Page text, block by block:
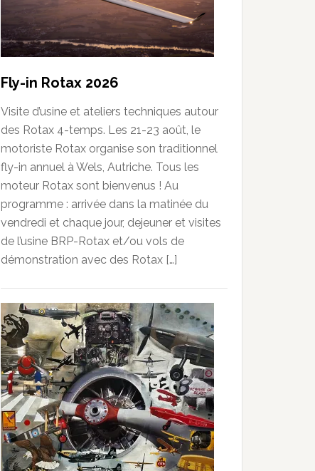
Fly-in Rotax 2026
Visite d’usine et ateliers techniques autour
des Rotax 4-temps. Les 21-23 août, le
motoriste Rotax organise son traditionnel
fly-in annuel à Wels, Autriche. Tous les
moteur Rotax sont bienvenus ! Au
programme : arrivée dans la matinée du
vendredi et chaque jour, dejeuner et visites
de l’usine BRP-Rotax et/ou vols de
démonstration avec des Rotax […]